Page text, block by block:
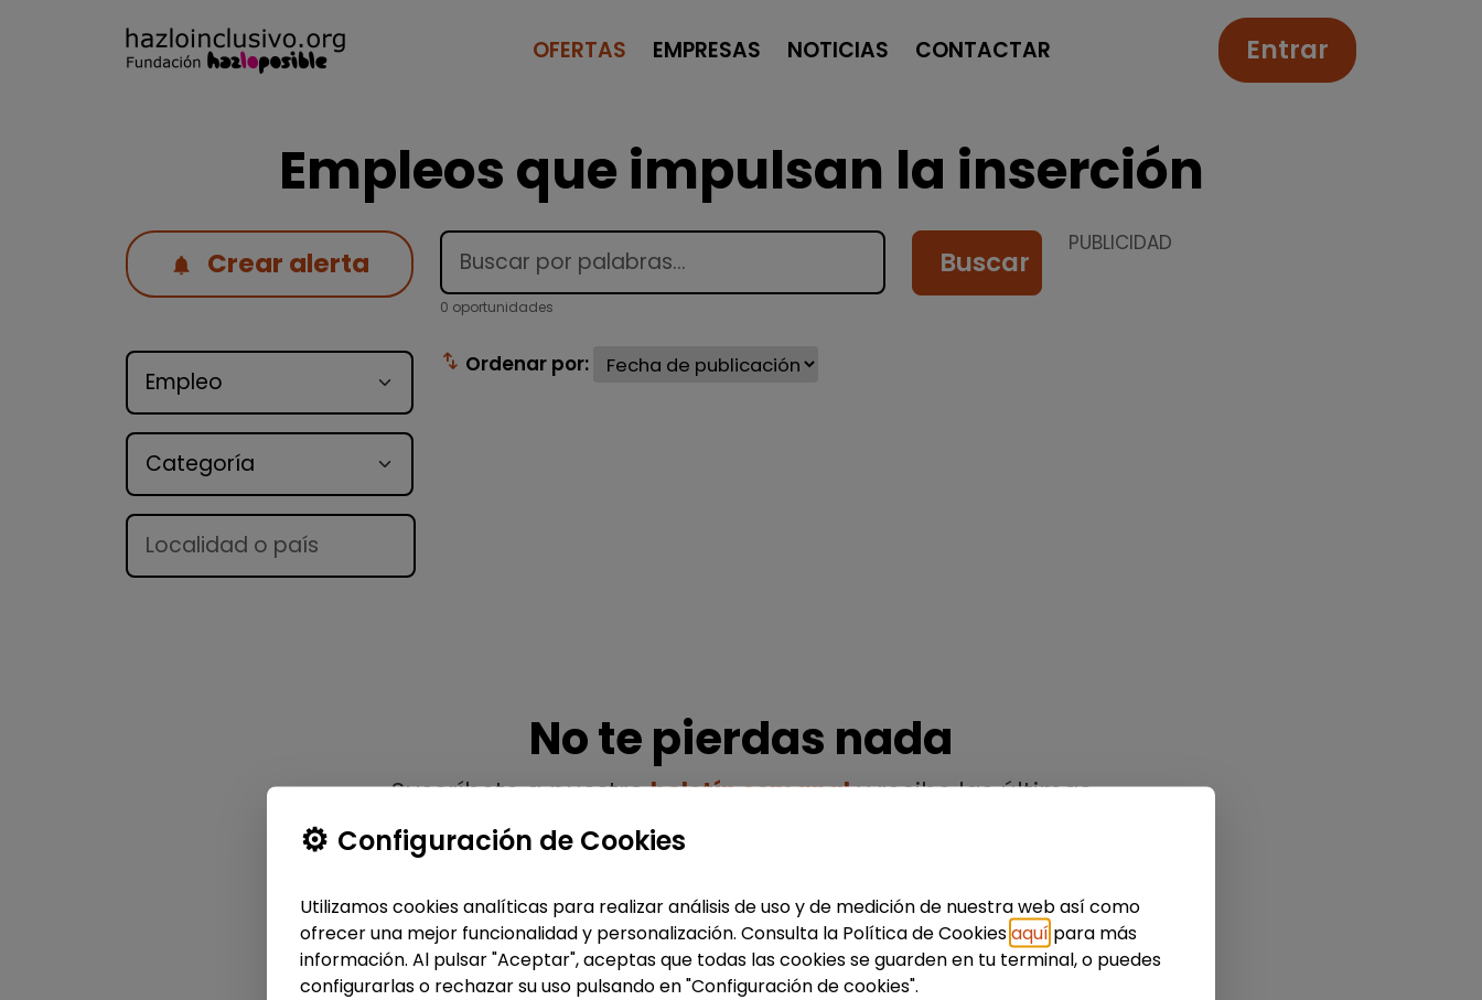
OFERTAS EMPRESAS NOTICIAS CONTACTAR Entrar
Empleos que impulsan la inserción
Crear alerta
Tipo de oferta
Categoría
Lugar
0 oportunidades
Buscar
swap_vert Ordenar por:
PUBLICIDAD
No te pierdas nada
Suscríbete a nuestroboletín semanaly recibe las últimas
ofertas y noticias publicadas
Enviar
Configuración de Cookies
Utilizamos cookies analíticas para realizar análisis de uso y de medición de nuestra web así como
ofrecer una mejor funcionalidad y personalización. Consulta la Política de Cookiesaquí para más
información. Al pulsar "Aceptar", aceptas que todas las cookies se guarden en tu terminal, o puedes
configurarlas o rechazar su uso pulsando en "Configuración de cookies".